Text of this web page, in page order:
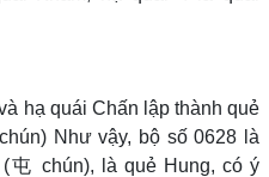
hạ quái Chấn lập thành quẻ
Như vậy, bộ số 0628 là
屯 chún), là quẻ Hung, có ý